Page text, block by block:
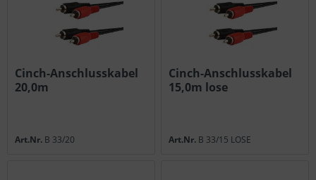
Cinch-Anschlusskabel
20,0m
Art.Nr. B 33/20
Cinch-Anschlusskabel
15,0m lose
Art.Nr. B 33/15 LOSE